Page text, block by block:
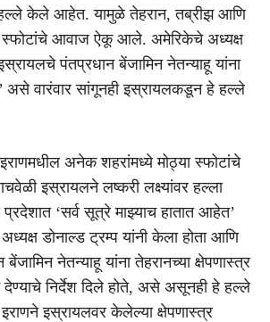
केले आहेत. यामुळे तेहरान, तब्रीझ आणि
स्फोटांचे आवाज ऐकू आले. अमेरिकेचे अध्यक्ष
पंतप्रधान बेंजामिन नेतन्याहू यांना
असे वारंवार सांगूनही इस्रायलकडून हे हल्ले
अनेक शहरांमध्ये मोठ्या स्फोटांचे
इस्रायलने लष्करी लक्ष्यांवर हल्ला
‘सर्व सूत्रे माझ्याच हातात आहेत’
डोनाल्ड ट्रम्प यांनी केला होता आणि
नेतन्याहू यांना तेहरानच्या क्षेपणास्त्र
देण्याचे निर्देश दिले होते, असे असूनही हे हल्ले
इराणने इस्रायलवर केलेल्या क्षेपणास्त्र